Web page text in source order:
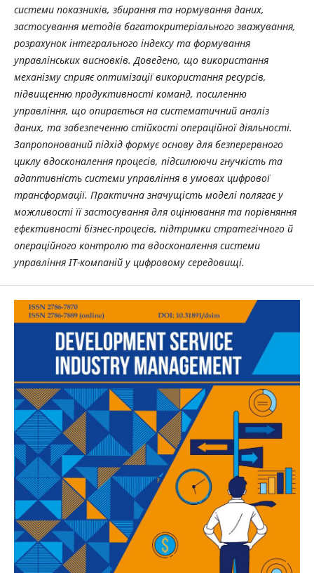
системи показників, збирання та нормування даних,
застосування методів багатокритеріального зважування,
розрахунок інтегрального індексу та формування
управлінських висновків. Доведено, що використання
механізму сприяє оптимізації використання ресурсів,
підвищенню продуктивності команд, посиленню
управління, що опирається на систематичний аналіз
даних, та забезпеченню стійкості операційної діяльності.
Запропонований підхід формує основу для безперервного
циклу вдосконалення процесів, підсилюючи гнучкість та
адаптивність системи управління в умовах цифрової
трансформації. Практична значущість моделі полягає у
можливості її застосування для оцінювання та порівняння
ефективності бізнес-процесів, підтримки стратегічного й
операційного контролю та вдосконалення системи
управління ІТ-компаній у цифровому середовищі.